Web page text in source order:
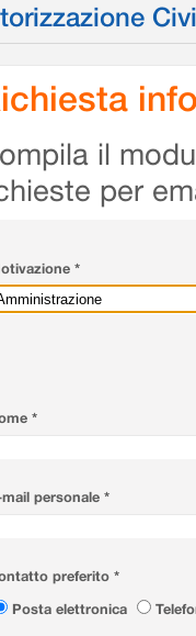
il
per
*
*
mail personale *
preferito *
Posta elettronica